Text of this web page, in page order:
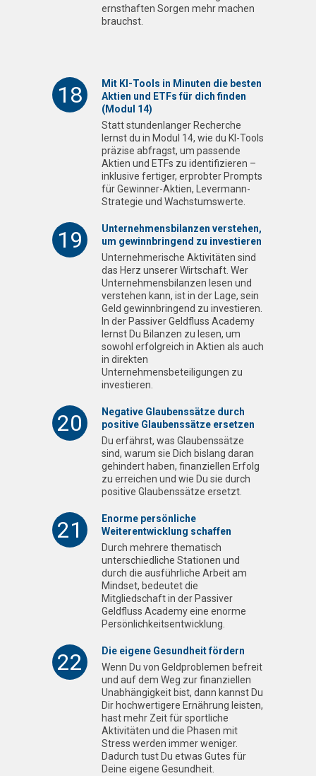
ernsthaften Sorgen mehr machen
brauchst.
18
Mit KI-Tools in Minuten die besten
Aktien und ETFs für dich finden
(Modul 14)
Statt stundenlanger Recherche
lernst du in Modul 14, wie du KI-Tools
präzise abfragst, um passende
Aktien und ETFs zu identifizieren –
inklusive fertiger, erprobter Prompts
für Gewinner-Aktien, Levermann-
Strategie und Wachstumswerte.
19
Unternehmensbilanzen verstehen,
um gewinnbringend zu investieren
Unternehmerische Aktivitäten sind
das Herz unserer Wirtschaft. Wer
Unternehmensbilanzen lesen und
verstehen kann, ist in der Lage, sein
Geld gewinnbringend zu investieren.
In der Passiver Geldfluss Academy
lernst Du Bilanzen zu lesen, um
sowohl erfolgreich in Aktien als auch
in direkten
Unternehmensbeteiligungen zu
investieren.
20
Negative Glaubenssätze durch
positive Glaubenssätze ersetzen
Du erfährst, was Glaubenssätze
sind, warum sie Dich bislang daran
gehindert haben, finanziellen Erfolg
zu erreichen und wie Du sie durch
positive Glaubenssätze ersetzt.
21
Enorme persönliche
Weiterentwicklung schaffen
Durch mehrere thematisch
unterschiedliche Stationen und
durch die ausführliche Arbeit am
Mindset, bedeutet die
Mitgliedschaft in der Passiver
Geldfluss Academy eine enorme
Persönlichkeitsentwicklung.
22
Die eigene Gesundheit fördern
Wenn Du von Geldproblemen befreit
und auf dem Weg zur finanziellen
Unabhängigkeit bist, dann kannst Du
Dir hochwertigere Ernährung leisten,
hast mehr Zeit für sportliche
Aktivitäten und die Phasen mit
Stress werden immer weniger.
Dadurch tust Du etwas Gutes für
Deine eigene Gesundheit.